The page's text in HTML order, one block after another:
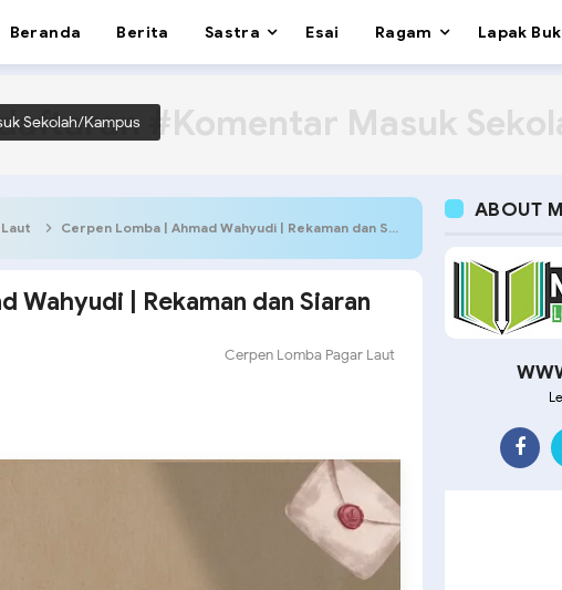
Beranda Berita Sastra Esai Ragam Lapak
Sekolah/Kampus #Komentar Masuk
Cerpen Lomba | Ahmad Wahyudi | Rekaman dan Siaran
Wahyudi | Rekaman dan Siaran
Cerpen Lomba Pagar Laut
ABOUT